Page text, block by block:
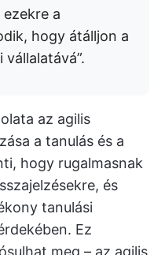
a
hogy átálljon a
vállalatává”.
az agilis
a tanulás és a
hogy rugalmasnak
és
tanulási
Ez
meg – az agilis